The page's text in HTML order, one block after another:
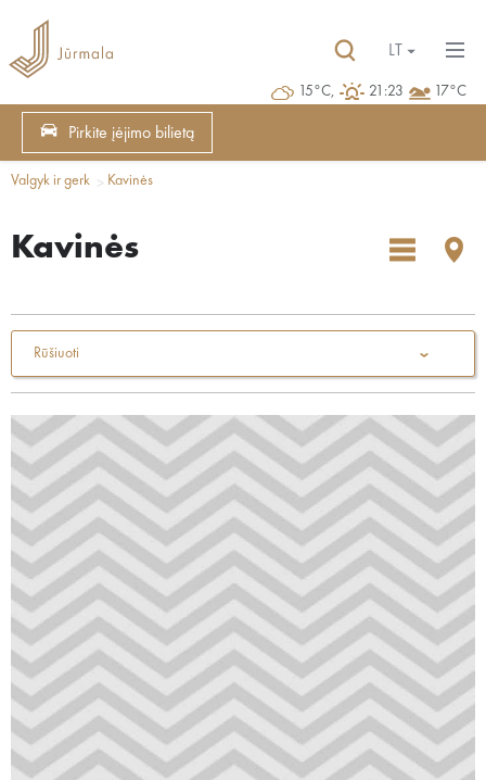
15°C, 21:23 17°C
LT
Pirkite įėjimo bilietą
Valgyk ir gerk Kavinės
Kavinės
Rūšiuoti